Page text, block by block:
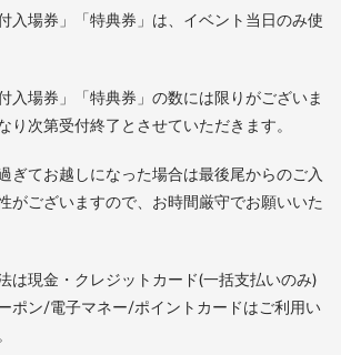
入場券」「特典券」は、イベント当日のみ使
入場券」「特典券」の数には限りがございま
り次第受付終了とさせていただきます。
ぎてお越しになった場合は最後尾からのご入
がございますので、お時間厳守でお願いいた
は現金・クレジットカード(一括支払いのみ)
ポン/電子マネー/ポイントカードはご利用い